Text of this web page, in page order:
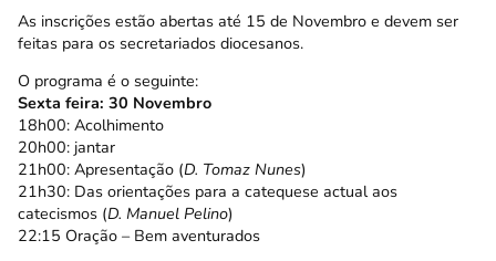
As inscrições estão abertas até 15 de Novembro e devem ser
feitas para os secretariados diocesanos.
O programa é o seguinte:
Sexta feira: 30 Novembro
18h00: Acolhimento
20h00: jantar
21h00: Apresentação (D. Tomaz Nunes)
21h30: Das orientações para a catequese actual aos
catecismos (D. Manuel Pelino)
22:15 Oração – Bem aventurados